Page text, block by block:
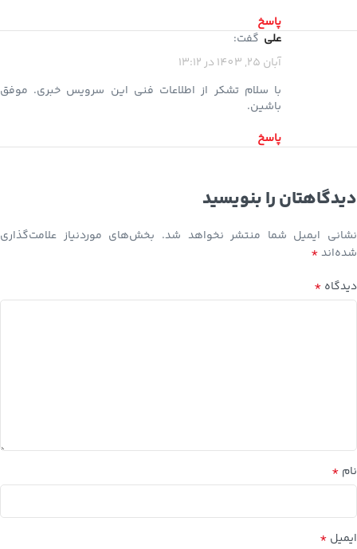
پاسخ
علی گفت:
آبان 25, 1403 در 13:12
با سلام تشکر از اطلاعات فنی این سرویس خبری. موفق
باشین.
پاسخ
دیدگاهتان را بنویسید
نشانی ایمیل شما منتشر نخواهد شد. بخش‌های موردنیاز علامت‌گذاری
شده‌اند*
دیدگاه *
نام *
ایمیل *